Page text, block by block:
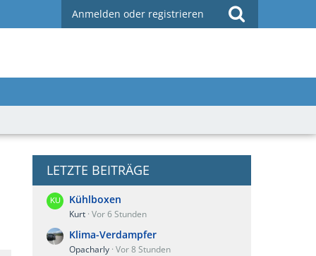
Anmelden oder registrieren
LETZTE BEITRÄGE
Kühlboxen
Kurt Vor 6 Stunden
Klima-Verdampfer
Opacharly Vor 8 Stunden